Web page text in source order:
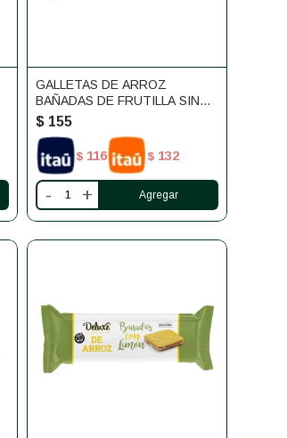
GALLETAS DE ARROZ
BAÑADAS DE FRUTILLA SIN
GLUTEN DELUXE
$ 155
$ 116 $ 132
- +